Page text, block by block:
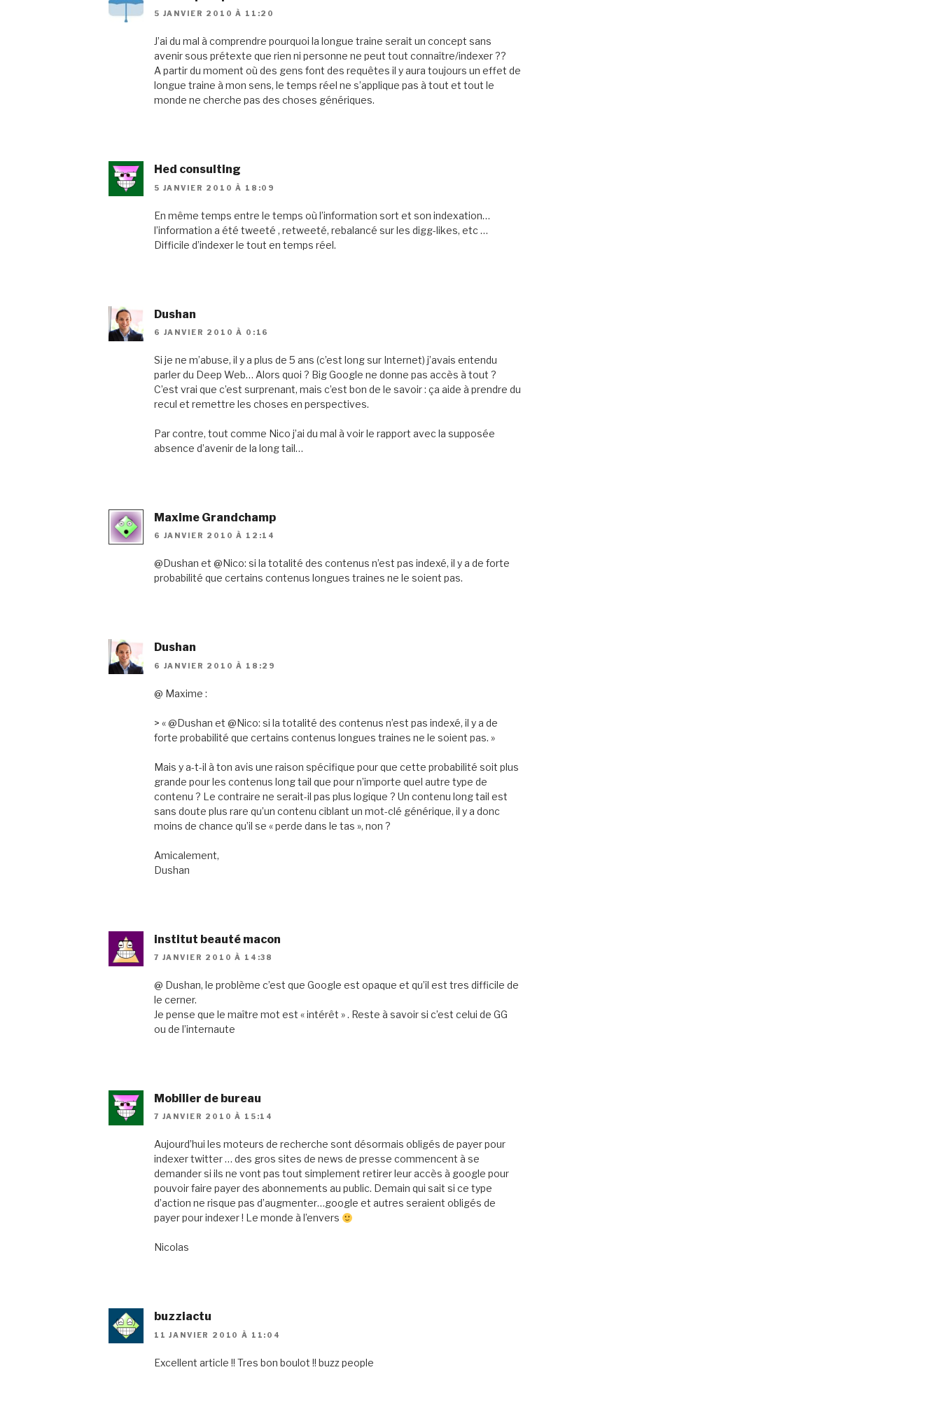
5 JANVIER 2010 À 11:20
J’ai du mal à comprendre pourquoi la longue traine serait un concept sans
avenir sous prétexte que rien ni personne ne peut tout connaître/indexer ??
A partir du moment où des gens font des requêtes il y aura toujours un effet de
longue traine à mon sens, le temps réel ne s’applique pas à tout et tout le
monde ne cherche pas des choses génériques.
Hed consulting
5 JANVIER 2010 À 18:09
En même temps entre le temps où l’information sort et son indexation…
l’information a été tweeté , retweeté, rebalancé sur les digg-likes, etc …
Difficile d’indexer le tout en temps réel.
Dushan
6 JANVIER 2010 À 0:16
Si je ne m’abuse, il y a plus de 5 ans (c’est long sur Internet) j’avais entendu
parler du Deep Web… Alors quoi ? Big Google ne donne pas accès à tout ?
C’est vrai que c’est surprenant, mais c’est bon de le savoir : ça aide à prendre du
recul et remettre les choses en perspectives.
Par contre, tout comme Nico j’ai du mal à voir le rapport avec la supposée
absence d’avenir de la long tail…
Maxime Grandchamp
6 JANVIER 2010 À 12:14
@Dushan et @Nico: si la totalité des contenus n’est pas indexé, il y a de forte
probabilité que certains contenus longues traines ne le soient pas.
Dushan
6 JANVIER 2010 À 18:29
@ Maxime :
> « @Dushan et @Nico: si la totalité des contenus n’est pas indexé, il y a de
forte probabilité que certains contenus longues traines ne le soient pas. »
Mais y a-t-il à ton avis une raison spécifique pour que cette probabilité soit plus
grande pour les contenus long tail que pour n’importe quel autre type de
contenu ? Le contraire ne serait-il pas plus logique ? Un contenu long tail est
sans doute plus rare qu’un contenu ciblant un mot-clé générique, il y a donc
moins de chance qu’il se « perde dans le tas », non ?
Amicalement,
Dushan
institut beauté macon
7 JANVIER 2010 À 14:38
@ Dushan, le problème c’est que Google est opaque et qu’il est tres difficile de
le cerner.
Je pense que le maître mot est « intérêt » . Reste à savoir si c’est celui de GG
ou de l’internaute
Mobilier de bureau
7 JANVIER 2010 À 15:14
Aujourd’hui les moteurs de recherche sont désormais obligés de payer pour
indexer twitter … des gros sites de news de presse commencent à se
demander si ils ne vont pas tout simplement retirer leur accès à google pour
pouvoir faire payer des abonnements au public. Demain qui sait si ce type
d’action ne risque pas d’augmenter…google et autres seraient obligés de
payer pour indexer ! Le monde à l’envers
Nicolas
buzziactu
11 JANVIER 2010 À 11:04
Excellent article !! Tres bon boulot !! buzz people